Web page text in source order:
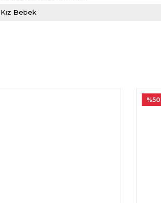
Kız Bebek
%50